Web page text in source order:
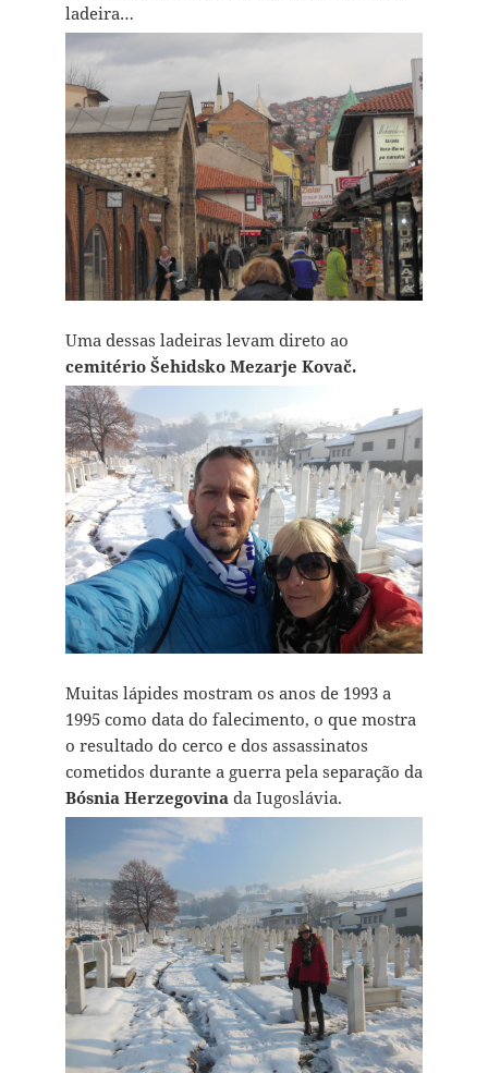
ladeira…
Uma dessas ladeiras levam direto ao
cemitério Šehidsko Mezarje Kovač.
Muitas lápides mostram os anos de 1993 a
1995 como data do falecimento, o que mostra
o resultado do cerco e dos assassinatos
cometidos durante a guerra pela separação da
Bósnia Herzegovinada Iugoslávia.